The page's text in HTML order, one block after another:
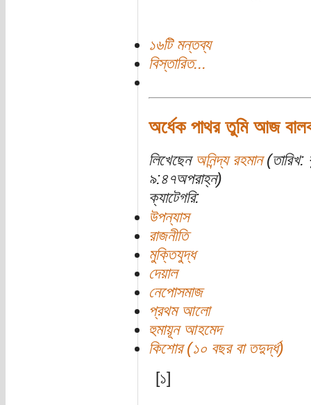
১৬টি মন্তব্য
বিস্তারিত...
অর্ধেক পাথর তুমি আজ
লিখেছেন অনিন্দ্য রহমান
৯:৪৭অপরাহ্ন)
ক্যাটেগরি:
উপন্যাস
রাজনীতি
মুক্তিযুদ্ধ
দেয়াল
নেপোসমাজ
প্রথম আলো
হুমায়ূন আহমেদ
কিশোর (১০ বছর বা তদুর্দ্ধ)
[১]